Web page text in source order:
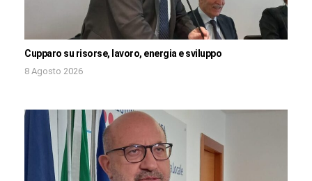
Cupparo su risorse, lavoro, energia e sviluppo
8 Agosto 2026